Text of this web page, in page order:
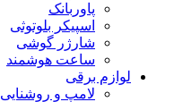
پاوربانک
اسپیکر بلوتوثی
شارژر گوشی
ساعت هوشمند
لوازم برقی
لامپ و روشنایی